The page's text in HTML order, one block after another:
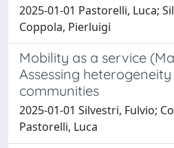
2025-01-01 Pastorelli, Luca;
Coppola, Pierluigi
Mobility as a service
Assessing
communities
2025-01-01 Silvestri, Fulvio;
Pastorelli, Luca